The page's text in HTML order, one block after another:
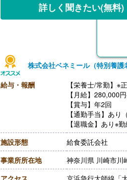
詳しく聞きたい(無料)
株式会社ベネミール（特別養
給与・報酬
【栄養士/常勤】※
【月給】280,000
【賞与】年2回
【通勤手当】あり
【退職金】あり※
【昇給】あり
施設形態
給食委託会社
事業所所在地
神奈川県 川崎市川
アクセス
京浜急行大師線「